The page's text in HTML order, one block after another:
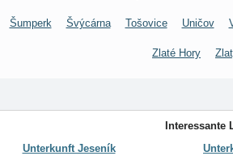
Šumperk Švýcárna Tošovice Uničov
Zlaté Hory
Interessante
Unterkunft Jeseník